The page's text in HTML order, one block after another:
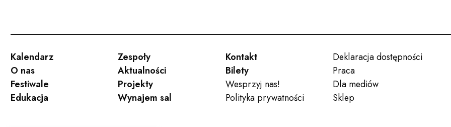
Kalendarz
O nas
Festiwale
Edukacja
Zespoły
Aktualności
Projekty
Wynajem sal
Kontakt
Bilety
Wesprzyj nas!
Polityka prywatności
Deklaracja dostępności
Praca
Dla mediów
Sklep